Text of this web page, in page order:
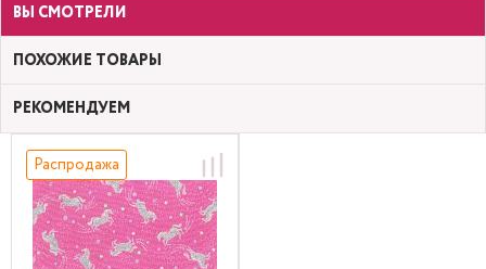
ВЫ СМОТРЕЛИ
ПОХОЖИЕ ТОВАРЫ
РЕКОМЕНДУЕМ
Распродажа